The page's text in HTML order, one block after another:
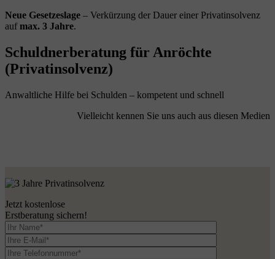
Neue Gesetzeslage – Verkürzung der Dauer einer Privatinsolvenz
aufmax. 3 Jahre.
Schuldnerberatung für Anröchte
(Privatinsolvenz)
Anwaltliche Hilfe bei Schulden – kompetent und schnell
Vielleicht kennen Sie uns auch aus diesen Medien
Jetzt kostenlose
Erstberatung sichern!